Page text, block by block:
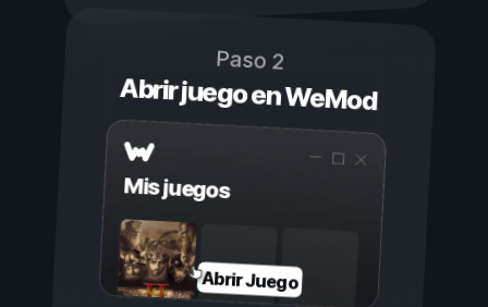
Paso 2
Abrir juego en WeMod
Mis juegos
Abrir Juego